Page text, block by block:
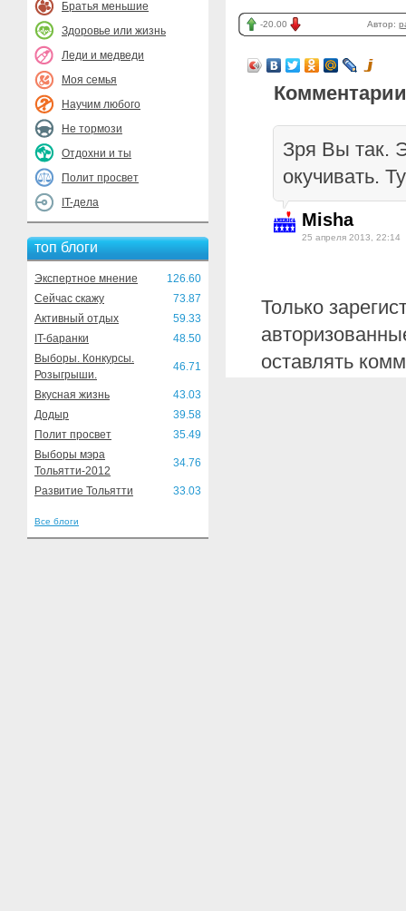
Братья меньшие
Здоровье или жизнь
Леди и медведи
Моя семья
Научим любого
Не тормози
Отдохни и ты
Полит просвет
IT-дела
топ блоги
Экспертное мнение
126.60
Сейчас скажу
73.87
Активный отдых
59.33
IT-баранки
48.50
Выборы. Конкурсы.
Розыгрыши.
46.71
Вкусная жизнь
43.03
Додыр
39.58
Полит просвет
35.49
Выборы мэра
Тольятти-2012
34.76
Развитие Тольятти 33.03
Все блоги
-20.00 Автор:
Зря Вы так.
окучивать.
Misha
25 апреля 2013, 22:14
Только
оставлять